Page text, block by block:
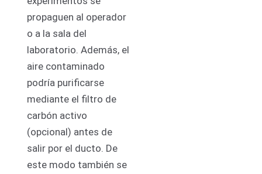
propaguen al operador
o a la sala del
laboratorio.Además, el
aire contaminado
podría purificarse
mediante el filtro de
carbón activo
(opcional) antes de
salir por el ducto. De
este modo también se